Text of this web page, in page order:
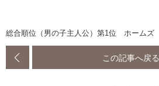
総合順位（男の子主人公）第1位 ホームズ
この記事へ戻る